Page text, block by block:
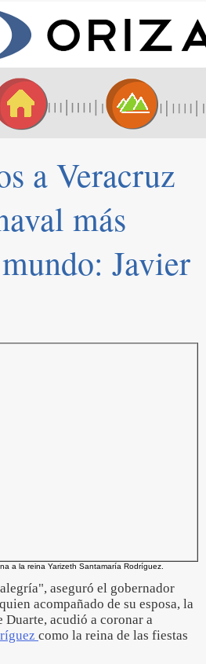
a Veracruz
más
Javier
a la reina Yarizeth Santamaría Rodríguez.
aseguró el gobernador
acompañado de su esposa, la
Duarte, acudió a coronar a
como la reina de las fiestas